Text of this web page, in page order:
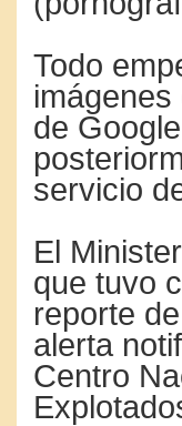
Todo
de
servicio
El
que tuvo
reporte
alerta
Centro